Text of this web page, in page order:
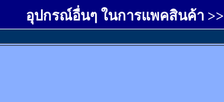
อุปกรณ์อื่นๆ ในการแพคสินค้า >>